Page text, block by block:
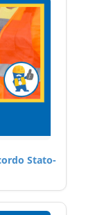
Stato-